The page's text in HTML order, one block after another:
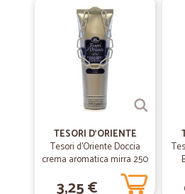
TESORI D'ORIENTE
Tesori d'Oriente Doccia
crema aromatica mirra 250
3,25 €